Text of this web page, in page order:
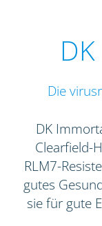
Die
DK
Clearfield-
RLM7-
gutes
sie für gute